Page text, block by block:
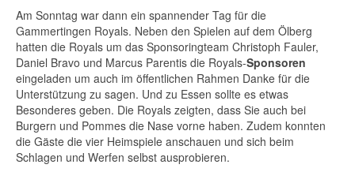
Am Sonntag war dann ein spannender Tag für die
Gammertingen Royals. Neben den Spielen auf dem Ölberg
hatten die Royals um das Sponsoringteam Christoph Fauler,
Daniel Bravo und Marcus Parentis die Royals-Sponsoren
eingeladen um auch im öffentlichen Rahmen Danke für die
Unterstützung zu sagen. Und zu Essen sollte es etwas
Besonderes geben. Die Royals zeigten, dass Sie auch bei
Burgern und Pommes die Nase vorne haben. Zudem konnten
die Gäste die vier Heimspiele anschauen und sich beim
Schlagen und Werfen selbst ausprobieren.